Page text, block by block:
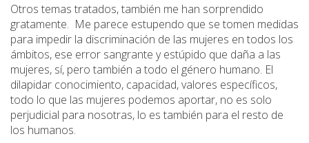
Otros temas tratados, también me han sorprendido
gratamente. Me parece estupendo que se tomen medidas
para impedir la discriminación de las mujeres en todos los
ámbitos, ese error sangrante y estúpido que daña a las
mujeres, sí, pero también a todo el género humano. El
dilapidar conocimiento, capacidad, valores específicos,
todo lo que las mujeres podemos aportar, no es solo
perjudicial para nosotras, lo es también para el resto de
los humanos.